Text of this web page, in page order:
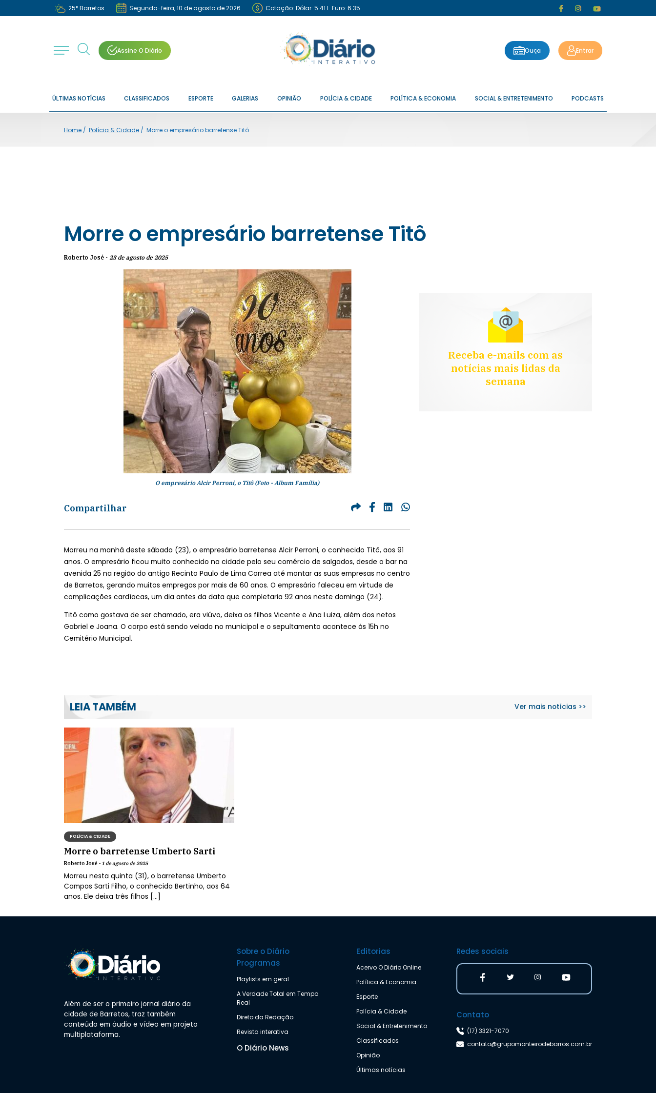
25°Barretos Segunda-feira, 10 de agosto de 2026 Cotação: Dólar: 5.41 I Euro: 6.35
Assine O Diário Ouça Entrar
ÚLTIMAS NOTÍCIAS CLASSIFICADOS ESPORTE GALERIAS OPINIÃO POLÍCIA & CIDADE POLÍTICA & ECONOMIA SOCIAL & ENTRETENIMENTO PODCASTS
Home/ Polícia & Cidade/ Morre o empresário barretense Titô
Morre o empresário barretense Titô
Roberto José - 23 de agosto de 2025
O empresário Alcir Perroni, o Titô (Foto - Album Família)
Compartilhar
Morreu na manhã deste sábado (23), o empresário barretense Alcir Perroni, o conhecido Titô, aos 91
anos. O empresário ficou muito conhecido na cidade pelo seu comércio de salgados, desde o bar na
avenida 25 na região do antigo Recinto Paulo de Lima Correa até montar as suas empresas no centro
de Barretos, gerando muitos empregos por mais de 60 anos. O empresário faleceu em virtude de
complicações cardíacas, um dia antes da data que completaria 92 anos neste domingo (24).
Titô como gostava de ser chamado, era viúvo, deixa os filhos Vicente e Ana Luiza, além dos netos
Gabriel e Joana. O corpo está sendo velado no municipal e o sepultamento acontece às 15h no
Cemitério Municipal.
Receba e-mails com as
notícias mais lidas da
semana
LEIA TAMBÉM Ver mais notícias >>
POLÍCIA & CIDADE
Morre o barretense Umberto Sarti
Roberto José - 1 de agosto de 2025
Morreu nesta quinta (31), o barretense Umberto
Campos Sarti Filho, o conhecido Bertinho, aos 64
anos. Ele deixa três filhos […]
Além de ser o primeiro jornal diário da
cidade de Barretos, traz também
conteúdo em áudio e vídeo em projeto
multiplataforma.
Sobre o Diário
Programas
Playlists em geral
A Verdade Total em Tempo
Real
Direto da Redação
Revista interativa
O Diário News
Editorias
Acervo O Diário Online
Política & Economia
Esporte
Polícia & Cidade
Social & Entretenimento
Classificados
Opinião
Últimas notícias
Redes sociais
Contato
(17) 3321-7070
contato@grupomonteirodebarros.com.br